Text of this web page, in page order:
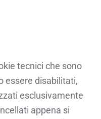
tecnici che sono
essere disabilitati,
esclusivamente
appena si